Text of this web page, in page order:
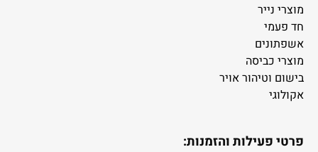
מוצרי נייר
חד פעמי
אשפתונים
מוצרי כביסה
בישום וטיהור אויר
אקולוגי
פרטי פעילות והזמנות: